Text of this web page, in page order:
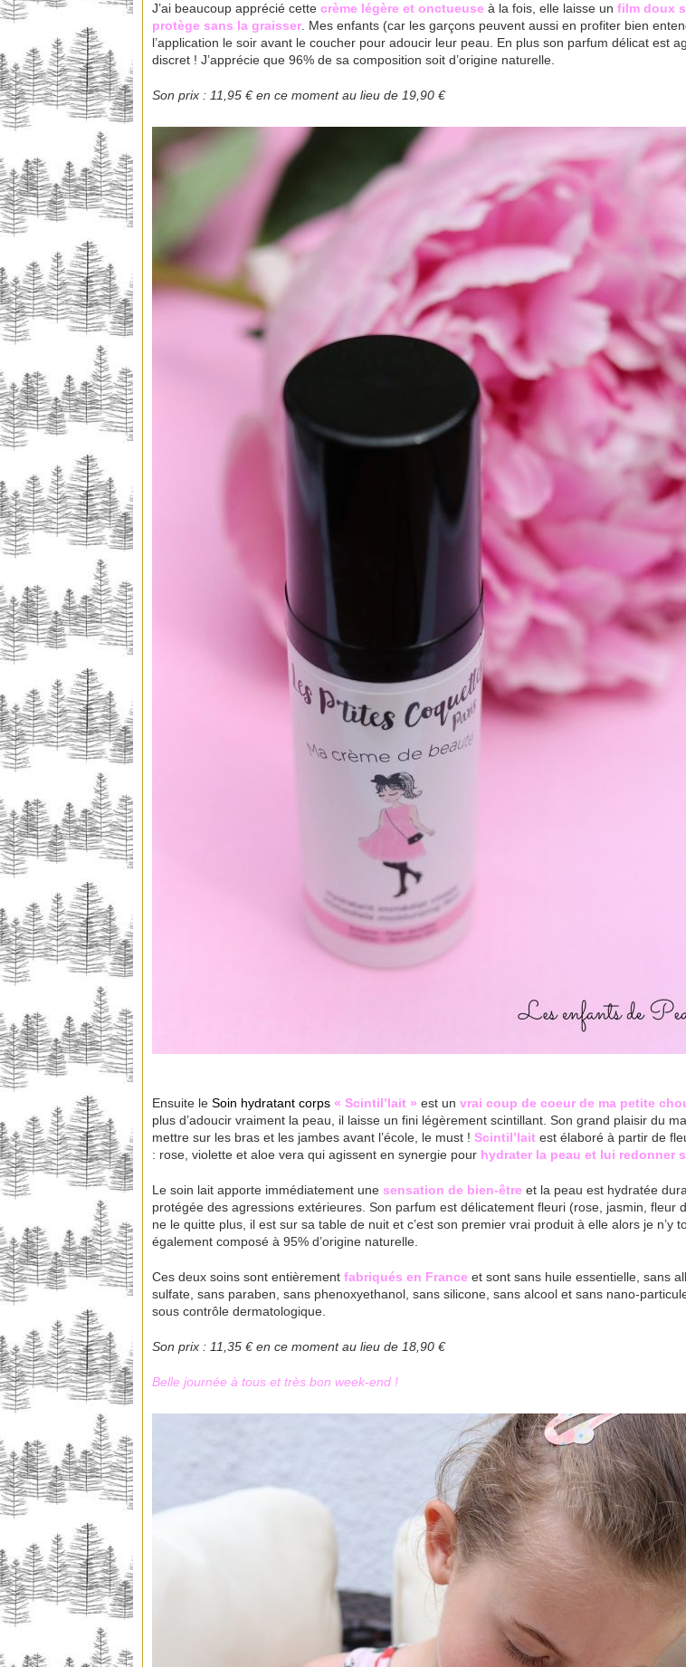
J’ai beaucoup apprécié cette crème légère et onctueuse à la fois, elle laisse un film doux
protège sans la graisser. Mes enfants (car les garçons peuvent aussi en profiter bien
l’application le soir avant le coucher pour adoucir leur peau. En plus son parfum délicat est
discret ! J’apprécie que 96% de sa composition soit d’origine naturelle.
Son prix : 11,95 € en ce moment au lieu de 19,90 €
Ensuite le Soin hydratant corps « Scintil’lait » est un vrai coup de coeur de ma petite
plus d’adoucir vraiment la peau, il laisse un fini légèrement scintillant. Son grand plaisir du
mettre sur les bras et les jambes avant l’école, le must ! Scintil’lait est élaboré à partir de
: rose, violette et aloe vera qui agissent en synergie pour hydrater la peau et lui redonner
Le soin lait apporte immédiatement une sensation de bien-être et la peau est hydratée
protégée des agressions extérieures. Son parfum est délicatement fleuri (rose, jasmin, fleur
ne le quitte plus, il est sur sa table de nuit et c’est son premier vrai produit à elle alors je n’y
également composé à 95% d’origine naturelle.
Ces deux soins sont entièrement fabriqués en France et sont sans huile essentielle, sans
sulfate, sans paraben, sans phenoxyethanol, sans silicone, sans alcool et sans nano-
sous contrôle dermatologique.
Son prix : 11,35 € en ce moment au lieu de 18,90 €
Belle journée à tous et très bon week-end !